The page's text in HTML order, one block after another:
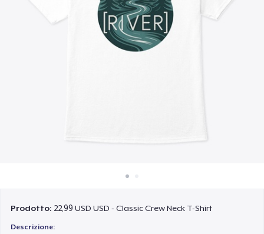
Vendi ovunque
Vendi qualsiasi cosa
Prodotto: 22,99 USD USD - Classic Crew Neck T-Shirt
Descrizione: